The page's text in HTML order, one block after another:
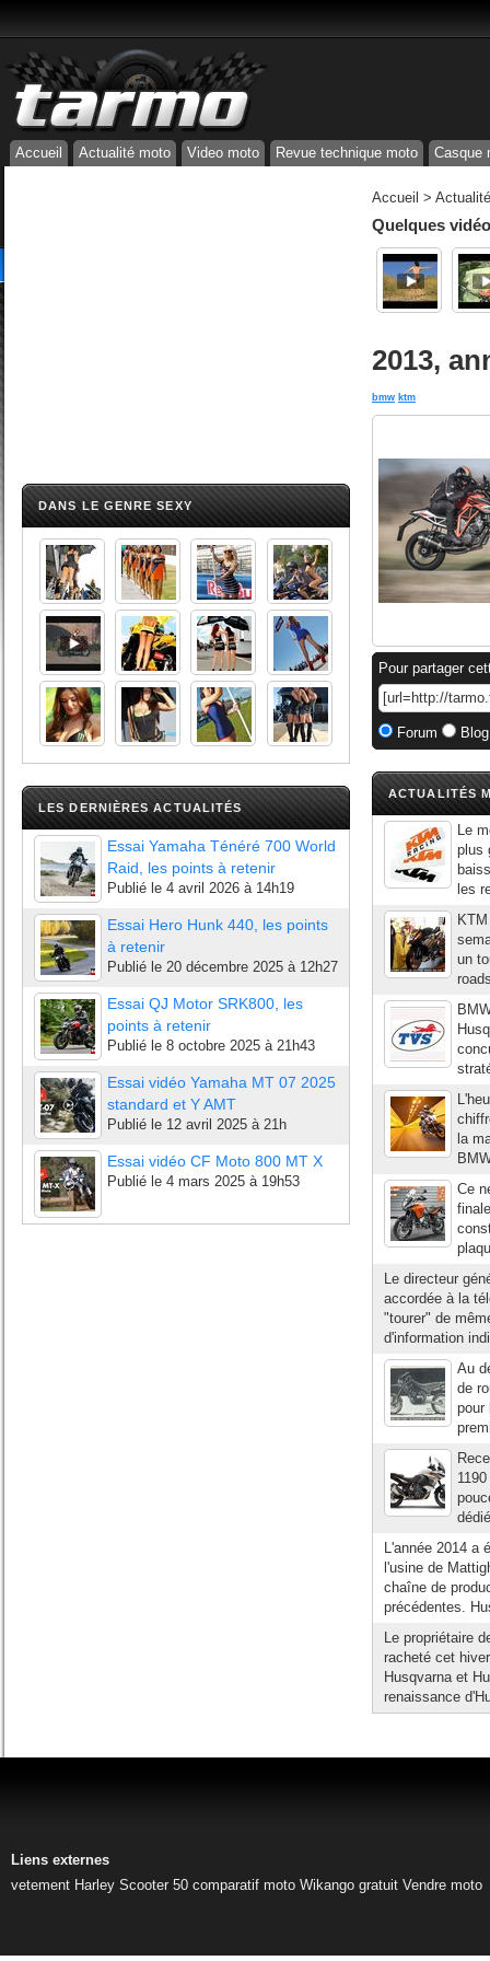
Accueil Actualité moto Video moto Revue technique moto Casque
DANS LE GENRE SEXY
LES DERNIÈRES ACTUALITÉS
Essai Yamaha Ténéré 700 World
Raid, les points à retenir
Publié le 4 avril 2026 à 14h19
Essai Hero Hunk 440, les points
à retenir
Publié le 20 décembre 2025 à 12h27
Essai QJ Motor SRK800, les
points à retenir
Publié le 8 octobre 2025 à 21h43
Essai vidéo Yamaha MT 07 2025
standard et Y AMT
Publié le 12 avril 2025 à 21h
Essai vidéo CF Moto 800 MT X
Publié le 4 mars 2025 à 19h53
Accueil >
Quelques
2013,
bmw ktm
Pour partager
Forum
ACTUALITÉS
Le
plus
les
un
la
Ce
Le directeur
accordée à la
"tourer" de
d'information
Au
de
pour
L'année 2014 a
l'usine de
chaîne de
précédentes.
Le propriétaire
racheté cet
Husqvarna et
renaissance
Liens externes
vetement Harley Scooter 50 comparatif moto Wikango gratuit Vendre moto